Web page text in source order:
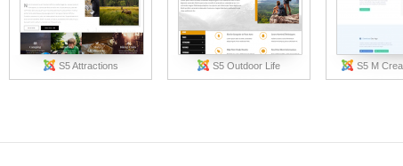
S5 Attractions S5 Outdoor Life S5 M